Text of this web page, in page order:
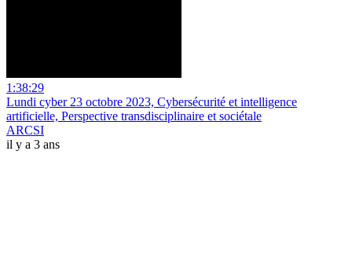
1:38:29
Lundi cyber 23 octobre 2023, Cybersécurité et intelligence
artificielle, Perspective transdisciplinaire et sociétale
ARCSI
il y a 3 ans